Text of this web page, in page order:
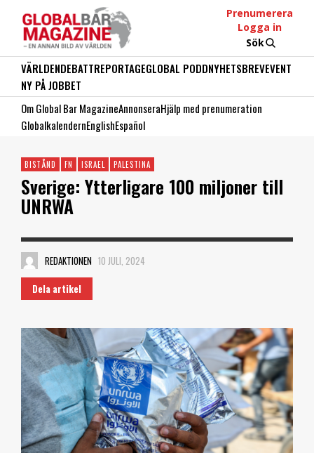
Prenumerera
Logga in
Sök
VÄRLDENDEBATTREPORTAGEGLOBAL PODDNYHETSBREVEVENT
NY PÅ JOBBET
Om Global Bar MagazineAnnonseraHjälp med prenumeration
GlobalkalendernEnglishEspañol
BISTÅND FN ISRAEL PALESTINA
Sverige: Ytterligare 100 miljoner till
UNRWA
REDAKTIONEN 10 JULI, 2024
Dela artikel